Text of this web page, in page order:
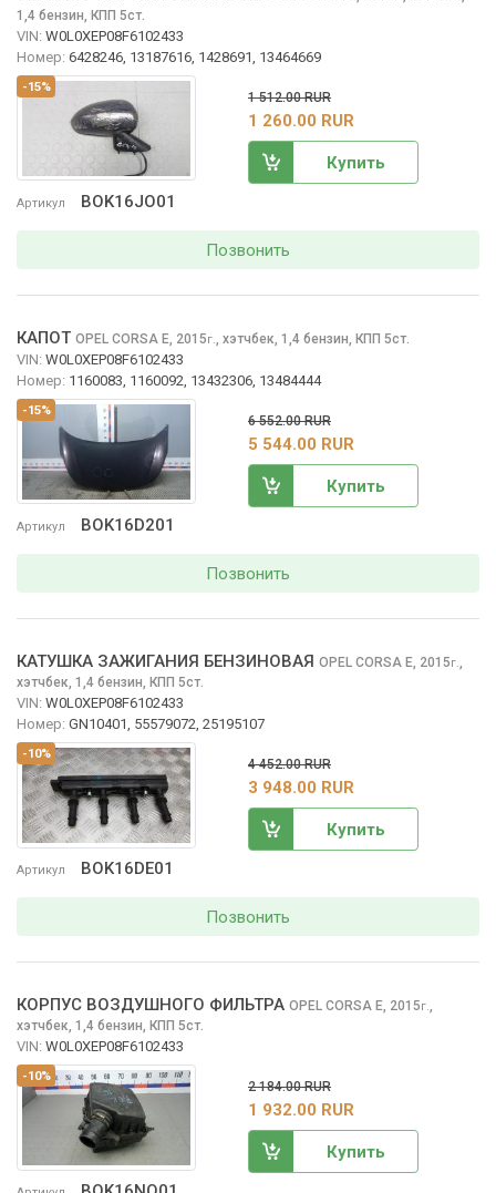
-15%
Артикул BOK16JO01
1,4 бензин, КПП 5ст.
VIN: W0L0XEP08F6102433
Номер: 6428246, 13187616, 1428691, 13464669
1 512.00 RUR
1 260.00 RUR
Купить
Позвонить
-15%
Артикул BOK16D201
КАПОТ OPEL CORSA E, 2015г. хэтчбек, 1,4 бензин, КПП 5ст.
VIN: W0L0XEP08F6102433
Номер: 1160083, 1160092, 13432306, 13484444
6 552.00 RUR
5 544.00 RUR
Купить
Позвонить
-10%
Артикул BOK16DE01
КАТУШКА ЗАЖИГАНИЯ БЕНЗИНОВАЯ OPEL CORSA E, 2015г.
хэтчбек, 1,4 бензин, КПП 5ст.
VIN: W0L0XEP08F6102433
Номер: GN10401, 55579072, 25195107
4 452.00 RUR
3 948.00 RUR
Купить
Позвонить
-10%
КОРПУС ВОЗДУШНОГО ФИЛЬТРА OPEL CORSA E, 2015г.
хэтчбек, 1,4 бензин, КПП 5ст.
VIN: W0L0XEP08F6102433
2 184.00 RUR
1 932.00 RUR
Купить